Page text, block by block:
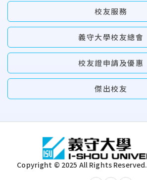
校友服務
義守大學校友總會
校友證申請及優惠
傑出校友
Copyright © 2025 All Rights Reserved.